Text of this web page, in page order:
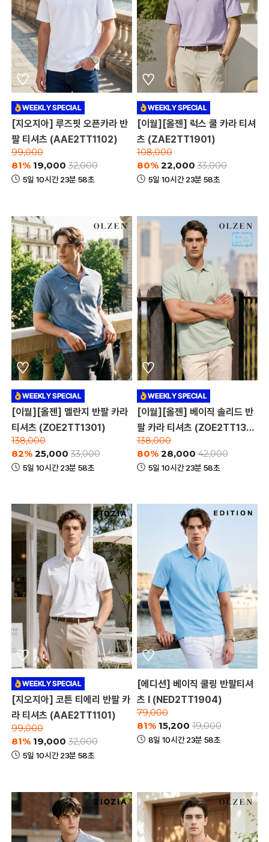
[지오지아] 루즈핏 오픈카라 반
팔 티셔츠 (AAE2TT1102)
99,000
81% 19,000 32,000
5일 10시간 23분 58초
[이월][올젠] 럭스 쿨 카라 티셔
츠 (ZAE2TT1901)
108,000
80% 22,000 33,000
5일 10시간 23분 58초
[이월][올젠] 멜란지 반팔 카라
티셔츠 (ZOE2TT1301)
138,000
82% 25,000 33,000
5일 10시간 23분 58초
[이월][올젠] 베이직 솔리드 반
팔 카라 티셔츠 (ZOE2TT130
4)
138,000
80% 28,000 42,000
5일 10시간 23분 58초
[지오지아] 코튼 티에리 반팔 카
라 티셔츠 (AAE2TT1101)
99,000
81% 19,000 32,000
5일 10시간 23분 58초
[에디션] 베이직 쿨링 반팔티셔
츠 I (NED2TT1904)
79,000
81% 15,200 19,000
8일 10시간 23분 58초